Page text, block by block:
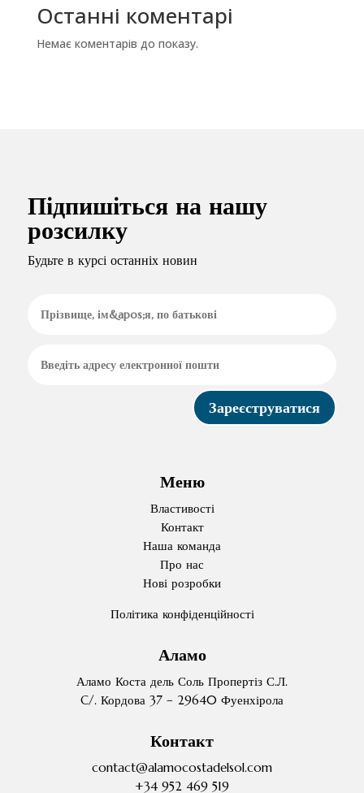
Останні коментарі
Немає коментарів до показу.
Підпишіться на нашу
розсилку
Будьте в курсі останніх новин
Зареєструватися
Меню
Властивості
Контакт
Наша команда
Про нас
Нові розробки
Політика конфіденційності
Аламо
Аламо Коста дель Соль Пропертіз С.Л.
C/. Кордова 37 – 29640 Фуенхірола
Контакт
contact@alamocostadelsol.com
+34 952 469 519